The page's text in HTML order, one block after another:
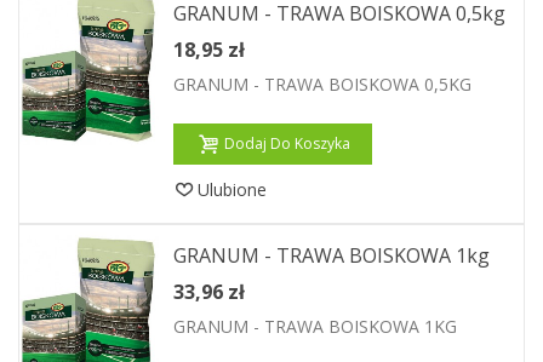
GRANUM - TRAWA BOISKOWA 0,5kg
18,95 zł
GRANUM - TRAWA BOISKOWA 0,5KG
Dodaj Do Koszyka
Ulubione
GRANUM - TRAWA BOISKOWA 1kg
33,96 zł
GRANUM - TRAWA BOISKOWA 1KG